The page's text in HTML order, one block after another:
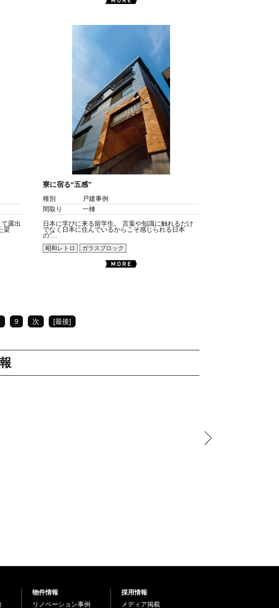
露出
梁
寮に宿る“五感”
種別
戸建事例
間取り
一棟
日本に学びに来る留学生。 言葉や知識に触れるだけ
でなく日本に住んでいるからこそ感じられる日本
の“...
昭和レトロ
ガラスブロック
9 次 [最後]
物件情報
リノベーション事例
採用情報
メディア掲載